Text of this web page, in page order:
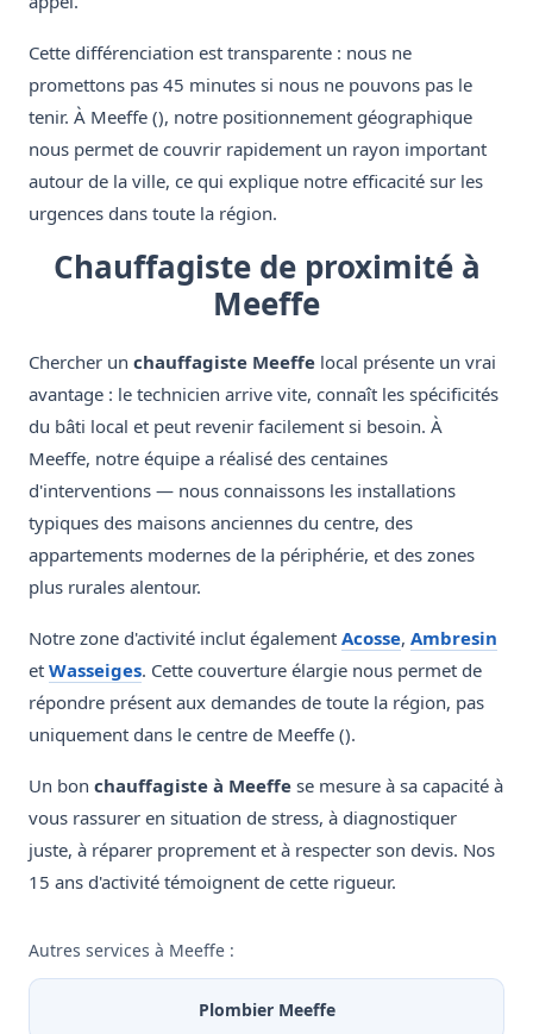
Cette différenciation est transparente : nous ne
promettons pas 45 minutes si nous ne pouvons pas le
tenir. À Meeffe (), notre positionnement géographique
nous permet de couvrir rapidement un rayon important
autour de la ville, ce qui explique notre efficacité sur les
urgences dans toute la région.
Chauffagiste de proximité à
Meeffe
Chercher un chauffagiste Meeffe local présente un vrai
avantage : le technicien arrive vite, connaît les spécificités
du bâti local et peut revenir facilement si besoin. À
Meeffe, notre équipe a réalisé des centaines
d'interventions — nous connaissons les installations
typiques des maisons anciennes du centre, des
appartements modernes de la périphérie, et des zones
plus rurales alentour.
Notre zone d'activité inclut également Acosse, Ambresin
et Wasseiges. Cette couverture élargie nous permet de
répondre présent aux demandes de toute la région, pas
uniquement dans le centre de Meeffe ().
Un bon chauffagiste à Meeffe se mesure à sa capacité à
vous rassurer en situation de stress, à diagnostiquer
juste, à réparer proprement et à respecter son devis. Nos
15 ans d'activité témoignent de cette rigueur.
Autres services à Meeffe :
Plombier Meeffe